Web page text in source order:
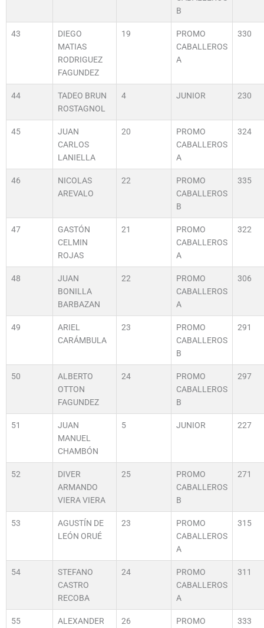
B
43
DIEGO
MATIAS
RODRIGUEZ
FAGUNDEZ
19
PROMO
CABALLEROS
A
330
44
TADEO BRUN
ROSTAGNOL
4 JUNIOR 230
45
JUAN
CARLOS
LANIELLA
20
PROMO
CABALLEROS
A
324
46
NICOLAS
AREVALO
22
PROMO
CABALLEROS
B
335
47
GASTÓN
CELMIN
ROJAS
21
PROMO
CABALLEROS
A
322
48
JUAN
BONILLA
BARBAZAN
22
PROMO
CABALLEROS
A
306
49
ARIEL
CARÁMBULA
23
PROMO
CABALLEROS
B
291
50
ALBERTO
OTTON
FAGUNDEZ
24
PROMO
CABALLEROS
B
297
51
JUAN
MANUEL
CHAMBÓN
5 JUNIOR 227
52
DIVER
ARMANDO
VIERA VIERA
25
PROMO
CABALLEROS
B
271
53
AGUSTÍN DE
LEÓN ORUÉ
23
PROMO
CABALLEROS
A
315
54
STEFANO
CASTRO
RECOBA
24
PROMO
CABALLEROS
A
311
55
ALEXANDER
26
PROMO
333